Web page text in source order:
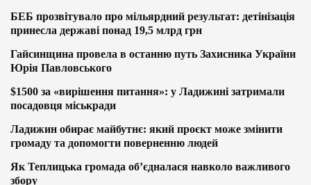
БЕБ прозвітувало про мільярдний результат: детінізація
принесла державі понад 19,5 млрд грн
Гайсинщина провела в останню путь Захисника України
Юрія Павловського
$1500 за «вирішення питання»: у Ладижині затримали
посадовця міськради
Ладижин обирає майбутнє: який проєкт може змінити
громаду та допомогти поверненню людей
Як Теплицька громада об’єдналася навколо важливого
збору